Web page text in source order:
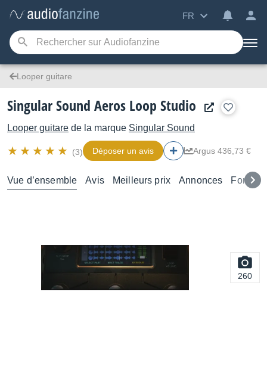
FR
Looper guitare
Singular Sound Aeros Loop Studio
Looper guitare de la marque Singular Sound
(3) Déposer un avis Argus 436,73 €
Vue d’ensemble Avis Meilleurs prix Annonces Forums
260